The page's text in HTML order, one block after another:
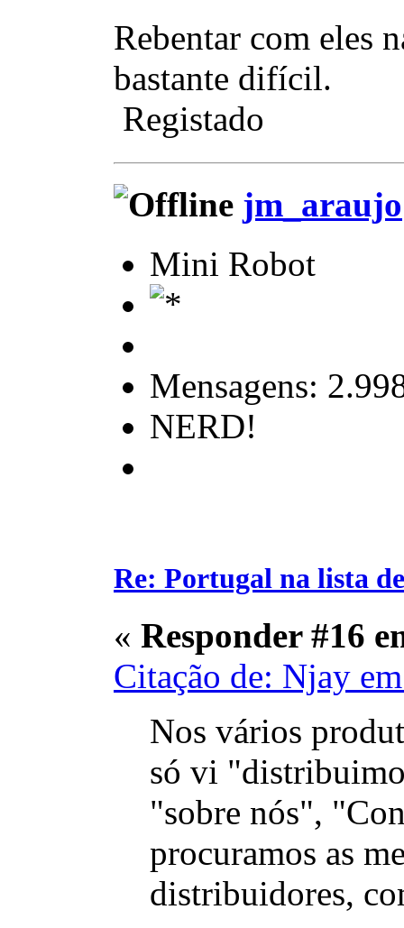
Rebentar com eles
bastante difícil.
Registado
jm_araujo
Mini Robot
Mensagens:
NERD!
Re: Portugal na lista
« Responder #16
Citação de: Njay
Nos vários
só vi
"sobre nós",
procuramos as
distribuidores,